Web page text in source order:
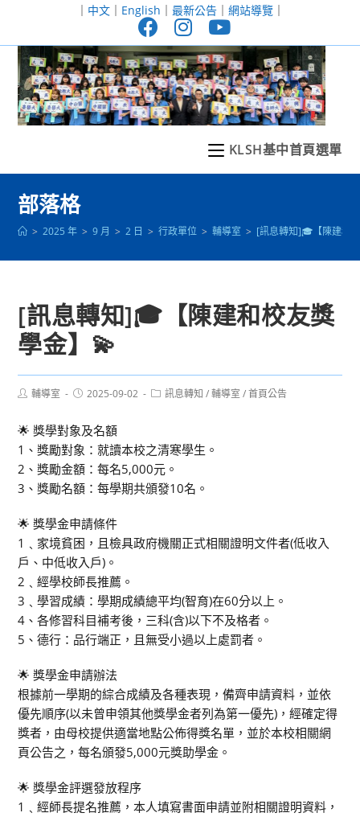
至
｜ 中文｜ English ｜ 最新公告｜ 網站導覽｜
KLSH基中首頁選單
部落格
> 2025 年 > 9 月 > 2 日 > 行政單位 > 輔導室 > [訊息轉知]🎓【陳建和
[訊息轉知]🎓【陳建和校友獎
學金】💫
Post輔導室
Post2025-09-02
Post訊息轉知 / 輔導室 / 首頁公告
🌟 獎學對象及名額
1、獎勵對象：就讀本校之清寒學生。
2、獎勵金額：每名5,000元。
3、獎勵名額：每學期共頒發10名。
🌟 獎學金申請條件
1﹑家境貧困，且檢具政府機關正式相關證明文件者(低收入
戶、中低收入戶)。
2﹑經學校師長推薦。
3﹑學習成績：學期成績總平均(智育)在60分以上。
4、各修習科目補考後，三科(含)以下不及格者。
5、德行：品行端正，且無受小過以上處罰者。
🌟 獎學金申請辦法
根據前一學期的綜合成績及各種表現，備齊申請資料，並依
優先順序(以未曾申領其他獎學金者列為第一優先)，經確定得
獎者，由母校提供適當地點公佈得獎名單，並於本校相關網
頁公告之，每名頒發5,000元獎助學金。
🌟 獎學金評選發放程序
1﹑經師長提名推薦，本人填寫書面申請並附相關證明資料，